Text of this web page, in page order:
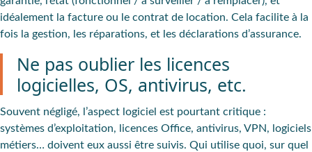
idéalement la facture ou le contrat de location. Cela facilite à la
fois la gestion, les réparations, et les déclarations d’assurance.
Ne pas oublier les licences
logicielles, OS, antivirus, etc.
Souvent négligé, l’aspect logiciel est pourtant critique :
systèmes d’exploitation, licences Office, antivirus, VPN, logiciels
métiers… doivent eux aussi être suivis. Qui utilise quoi, sur quel